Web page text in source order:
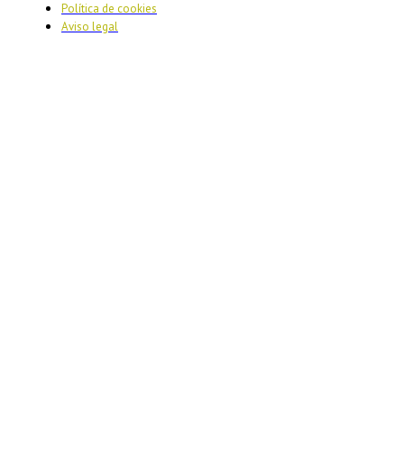
Política de cookies
Aviso legal